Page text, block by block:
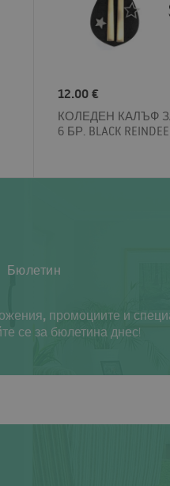
12.00 €
КОЛЕДЕН КАЛЪФ
6 БР. BLACK
Бюлетин
промоциите и
се за бюлетина днес!